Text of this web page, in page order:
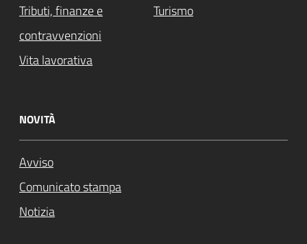
Tributi, finanze e
contravvenzioni
Turismo
Vita lavorativa
NOVITÀ
Avviso
Comunicato stampa
Notizia